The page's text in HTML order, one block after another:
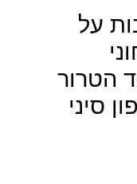
על
הטרור
סיני